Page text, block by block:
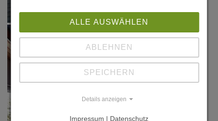
ALLE AUSWÄHLEN
ABLEHNEN
SPEICHERN
Details anzeigen
Impressum | Datenschutz